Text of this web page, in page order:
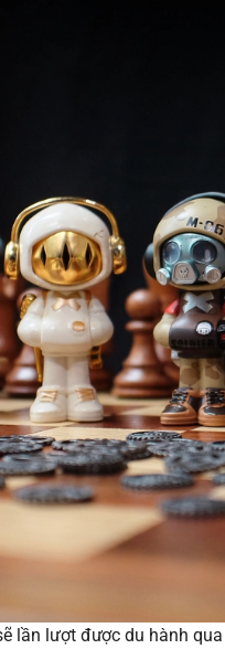
lần lượt được du hành